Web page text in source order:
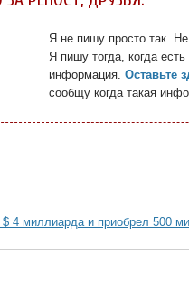
Я не пишу просто так.
Я пишу тогда, когда
информация. Оставьте
сообщу когда такая
$ 4 миллиарда и приобрел 500